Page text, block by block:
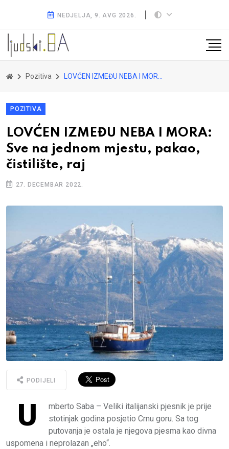
NEDJELJA, 9. AVG 2026.
Pozitiva LOVĆEN IZMEĐU NEBA I MORA: Sve na jednom mjestu, pakao, čistilište, raj
POZITIVA
LOVĆEN IZMEĐU NEBA I MORA:
Sve na jednom mjestu, pakao,
čistilište, raj
27. DECEMBAR 2022.
PODIJELI
U
mberto Saba – Veliki italijanski pjesnik je prije
stotinjak godina posjetio Crnu goru. Sa tog
putovanja je ostala je njegova pjesma kao divna
uspomena i neprolazan „eho“.